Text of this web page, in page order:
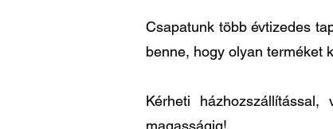
Csapatunk több évtizedes
benne, hogy olyan terméket
Kérheti
magasságig!